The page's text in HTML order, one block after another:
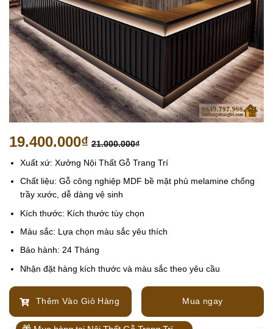
19.400.000₫ 21.000.000₫
Xuất xứ: Xưởng Nội Thất Gỗ Trang Trí
Chất liệu: Gỗ công nghiệp MDF bề mặt phủ melamine chống
trầy xước, dễ dàng vệ sinh
Kích thước: Kích thước tùy chọn
Màu sắc: Lựa chọn màu sắc yêu thích
Bảo hành: 24 Tháng
Nhận đặt hàng kích thước và màu sắc theo yêu cầu
Thêm Vào Giỏ Hàng Mua ngay